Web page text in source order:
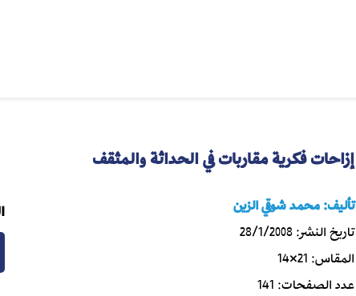
إزاحات فكرية مقاربات في الحداثة والمثقف
تأليف:محمد شوقي الزين
تاريخ النشر:28/1/2008
المقاس:21×14
عدد الصفحات:141